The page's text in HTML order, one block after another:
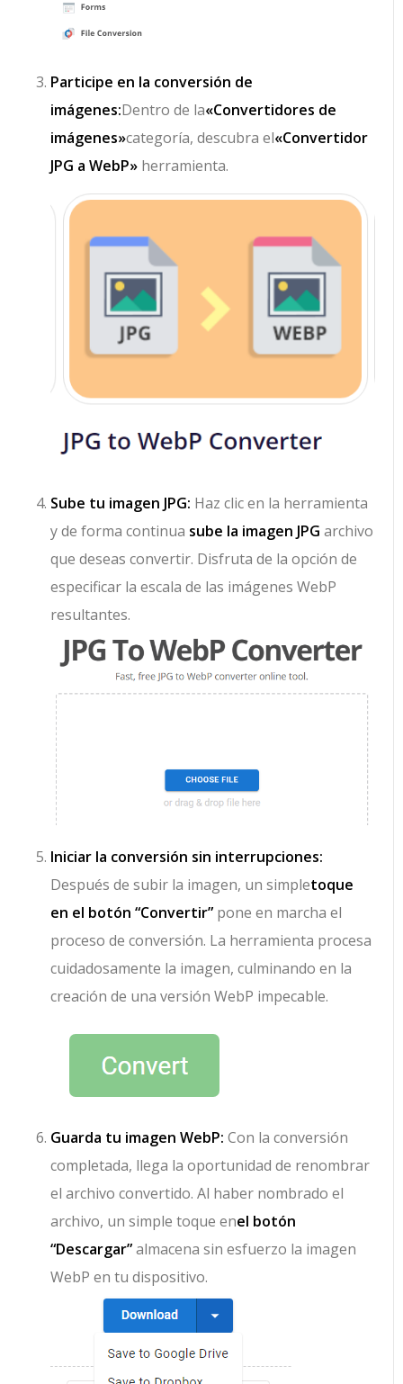
Participe en la conversión de
imágenes:Dentro de la«Convertidores de
imágenes»categoría, descubra el«Convertidor
JPG a WebP» herramienta.
Sube tu imagen JPG: Haz clic en la herramienta
y de forma continua sube la imagen JPG archivo
que deseas convertir. Disfruta de la opción de
especificar la escala de las imágenes WebP
resultantes.
Iniciar la conversión sin interrupciones:
Después de subir la imagen, un simpletoque
en el botón “Convertir” pone en marcha el
proceso de conversión. La herramienta procesa
cuidadosamente la imagen, culminando en la
creación de una versión WebP impecable.
Guarda tu imagen WebP: Con la conversión
completada, llega la oportunidad de renombrar
el archivo convertido. Al haber nombrado el
archivo, un simple toque enel botón
“Descargar”almacena sin esfuerzo la imagen
WebP en tu dispositivo.